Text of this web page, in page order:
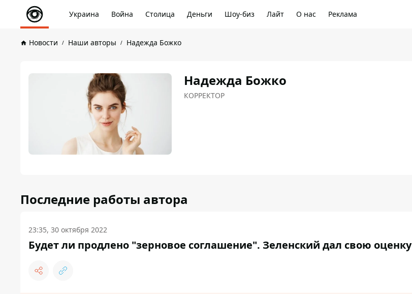
Украина Война Столица Деньги Шоу-биз Лайт О нас Реклама
Новости Наши авторы Надежда Божко
Надежда Божко
КОРРЕКТОР
Последние работы автора
23:35, 30 октября 2022
Будет ли продлено "зерновое соглашение". Зеленский дал свою оценку